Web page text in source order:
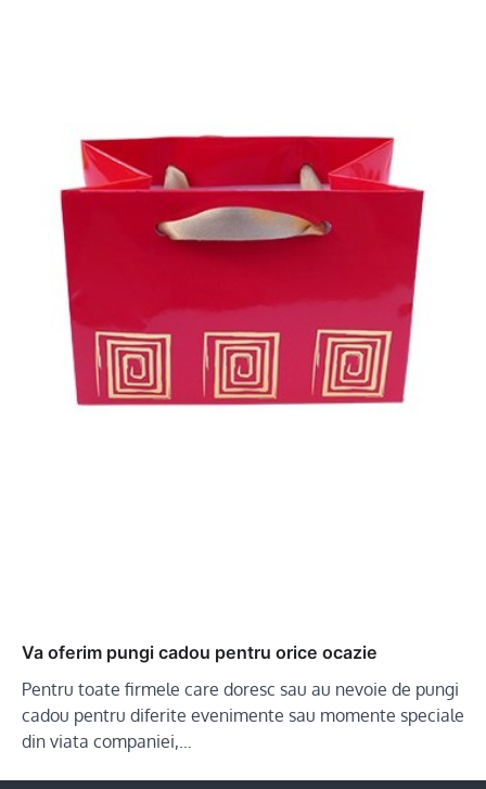
Va oferim pungi cadou pentru orice ocazie
Pentru toate firmele care doresc sau au nevoie de pungi
cadou pentru diferite evenimente sau momente speciale
din viata companiei,…